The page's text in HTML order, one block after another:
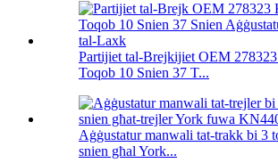
Partijiet tal-Brejkijiet OEM
Toqob 10 Snien 37 T...
Aġġustatur manwali tat-trakk bi 3
snien għal York...